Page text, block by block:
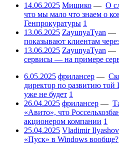
14.06.2025 Мишико — О
что мы мало что знаем о
Генпрокуратуры 1
13.06.2025 ZayunyaTyan —
показывают клиентам
13.06.2025 ZayunyaTyan —
сервисы — на примере
6.05.2025 фрилансер —
директор по развитию той
уже не будет 1
26.04.2025 фрилансер —
«Авито», что
акционером компании 1
25.04.2025 Vladimir Ilyashov
«Пуск» в Windows вообще?